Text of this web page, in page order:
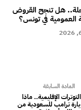
هل تنجح القروض
العمومية في تونس؟
المادة السابقة
الإقليمية.. ماذا
ترامب للسعودية من